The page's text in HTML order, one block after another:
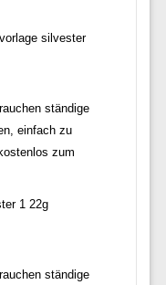
ständige
einfach zu
zum
ständige